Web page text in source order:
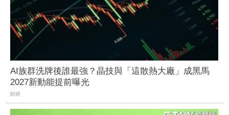
AI族群洗牌後誰最強？晶技與「這散熱大廠」成黑馬
2027新動能提前曝光
財經